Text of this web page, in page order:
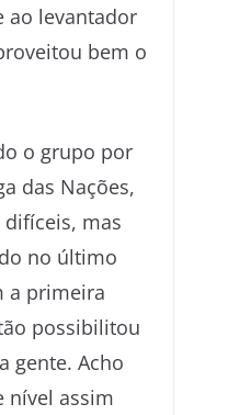
ao levantador
bem o
o grupo por
das Nações,
mas
no último
a primeira
possibilitou
gente. Acho
nível assim